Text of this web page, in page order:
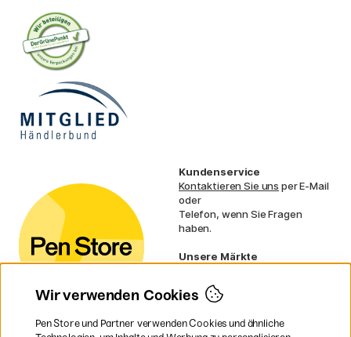
Kundenservice
Kontaktieren Sie uns per E-Mail
oder
Telefon, wenn Sie Fragen
haben.
Unsere Märkte
Norwegen
Dänemark
Frankreich
Wir verwenden Cookies
Pen Store und Partner verwenden Cookies und ähnliche